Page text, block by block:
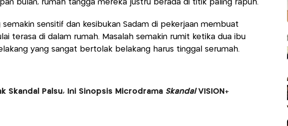
bulan, rumah tangga mereka justru berada di titik paling rapuh.
semakin sensitif dan kesibukan Sadam di pekerjaan membuat
terasa di dalam rumah. Masalah semakin rumit ketika dua ibu
yang sangat bertolak belakang harus tinggal serumah.
Skandal Palsu, Ini Sinopsis Microdrama SkandalVISION+